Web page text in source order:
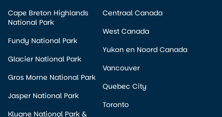
Cape Breton Highlands
National Park
Fundy National Park
Glacier National Park
Gros Morne National Park
Jasper National Park
Kluane National Park &
Centraal Canada
West Canada
Yukon en Noord Canada
Vancouver
Quebec City
Toronto